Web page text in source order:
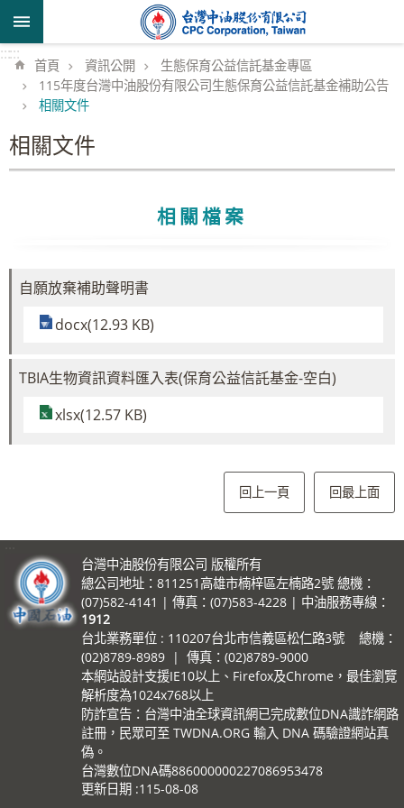
跳到主要內容區塊
::::::
首頁 資訊公開
生態保育公益信託基金專區
115年度台灣中油股份有限公司生態保育公益信託基金補助公告
相關文件
相關文件
相關檔案
自願放棄補助聲明書
docx(12.93 KB)
TBIA生物資訊資料匯入表(保育公益信託基金-空白)
xlsx(12.57 KB)
回上一頁 回最上面
台灣中油股份有限公司 版權所有
總公司地址：811251高雄市楠梓區左楠路2號 總機：
(07)582-4141 | 傳真：(07)583-4228 | 中油服務專線：
1912
台北業務單位 : 110207台北市信義區松仁路3號 總機：
(02)8789-8989 | 傳真：(02)8789-9000
本網站設計支援IE10以上、Firefox及Chrome，最佳瀏覽
解析度為1024x768以上
防詐宣告：台灣中油全球資訊網已完成數位DNA識詐網路
註冊，民眾可至 TWDNA.ORG 輸入 DNA 碼驗證網站真
偽。
台灣數位DNA碼886000000227086953478
更新日期 115-08-08